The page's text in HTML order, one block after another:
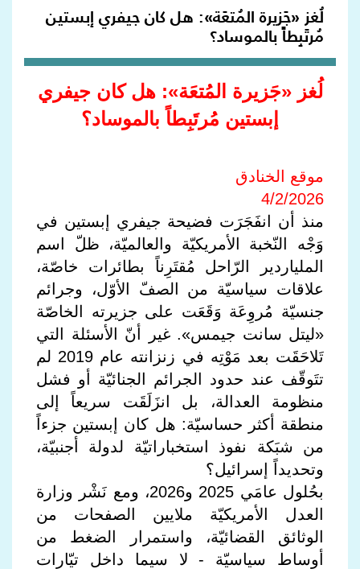
لُغز «جَزيرة المُتعَة»: هل كان جيفري إبستين
مُرتَبِطاً بالموساد؟
لُغز «جَزيرة المُتعَة»: هل كان جيفري
إبستين مُرتَبِطاً بالموساد؟
موقع الخنادق
4/2/2026
منذ أن انفَجَرَت فضيحة جيفري إبستين في
وَجْه النّخبة الأمريكيّة والعالميّة، ظلّ اسم
الملياردير الرّاحل مُقتَرِناً بطائرات خاصّة،
علاقات سياسيّة من الصفّ الأوّل، وجرائم
جنسيّة مُروِعَة وَقَعَت على جزيرته الخاصّة
«ليتل سانت جيمس». غير أنّ الأسئلة التي
تَلاحَقَت بعد مَوْتِه في زنزانته عام 2019 لم
تتَوقّف عند حدود الجرائم الجنائيّة أو فشل
منظومة العدالة، بل انزَلَقَت سريعاً إلى
منطقة أكثر حساسيّة: هل كان إبستين جزءاً
من شبَكة نفوذ استخباراتيّة لدولة أجنبيّة،
وتحديداً إسرائيل؟
بحُلول عامَي 2025 و2026، ومع نَشْر وزارة
العدل الأمريكيّة ملايين الصفحات من
الوثائق القضائيّة، واستمرار الضغط من
أوساط سياسيّة - لا سيما داخل تيّارات